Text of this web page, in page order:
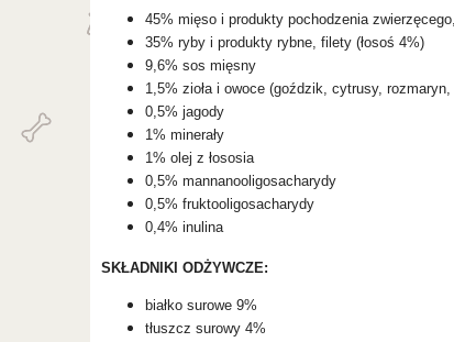
45% mięso i produkty pochodzenia
35% ryby i produkty rybne, filety (łosoś 4%)
9,6% sos mięsny
1,5% zioła i owoce (goździk, cytrusy,
0,5% jagody
1% minerały
1% olej z łososia
0,5% mannanooligosacharydy
0,5% fruktooligosacharydy
0,4% inulina
SKŁADNIKI ODŻYWCZE:
białko surowe 9%
tłuszcz surowy 4%